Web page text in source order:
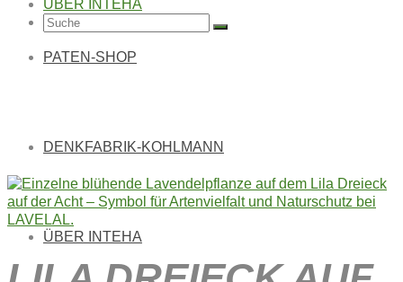
PATEN-SHOP
DENKFABRIK-KOHLMANN
ÜBER INTEHA
ÜBER INTEHA
Suche